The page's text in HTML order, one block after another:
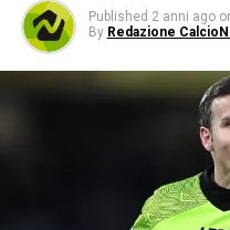
Published 2 anni ago
By Redazione